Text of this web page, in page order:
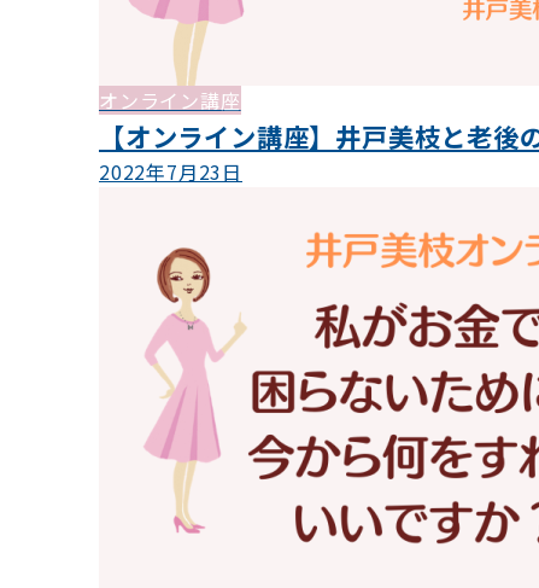
オンライン講座
【オンライン講座】井戸美枝と老
2022年7月23日